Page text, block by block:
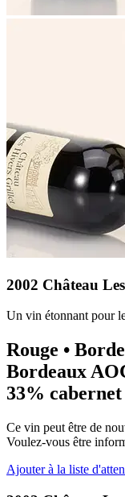
2002 Château
Un vin étonnant pour
Rouge •
Bordeaux
33%
Ce vin peut être de
Voulez-vous être
Ajouter à la liste